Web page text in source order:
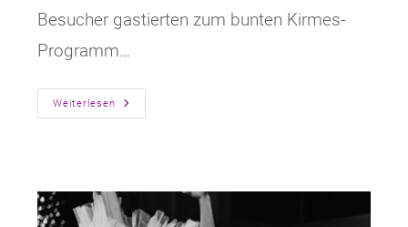
Besucher gastierten zum bunten Kirmes-
Programm…
Weiterlesen
Jubel,
Trubel,